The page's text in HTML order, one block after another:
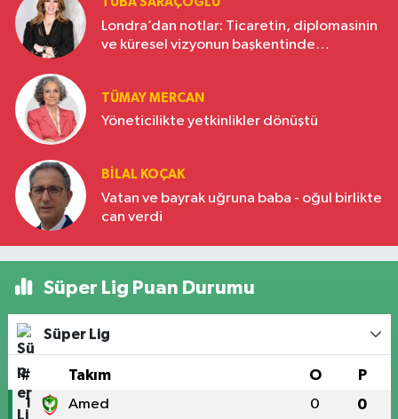
Londra’dan notlar: Ticaretin, diplomasinin
ve küresel vizyonun başkentinde
TÜMAY MERCAN
Yöneticilikte yetkinlikler dönüştü
BILAL KOÇAK
Vatan ve bayrak uğruna baba - oğul birlikte
can verdi
Süper Lig Puan Durumu
Süper Lig
# Takım O P
1 Amed 0 0